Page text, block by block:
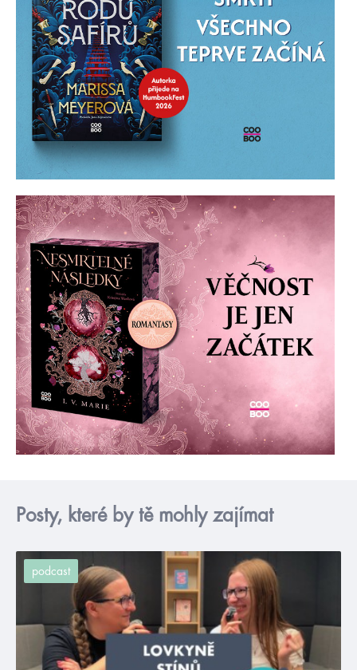
Posty, které by tě mohly zajímat
podcast